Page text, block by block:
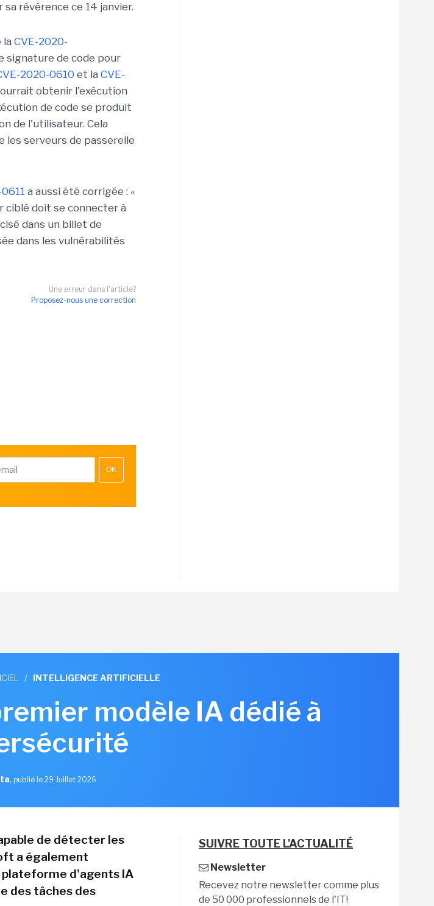
révérence ce 14 janvier.
la CVE-2020-
signature de code pour
2020-0610 et la CVE-
obtenir l'exécution
de code se produit
de l'utilisateur. Cela
serveurs de passerelle
a aussi été corrigée : «
doit se connecter à
dans un billet de
dans les vulnérabilités
Une erreur dans l'article?
Proposez-nous une correction
OK
/ INTELLIGENCE ARTIFICIELLE
modèle IA dédié à
, publié le 29 Juillet 2026
de détecter les
a également
plateforme d'agents IA
des tâches des
SUIVRE TOUTE L'ACTUALITÉ
Newsletter
Recevez notre newsletter comme plus
de 50 000 professionnels de l'IT!